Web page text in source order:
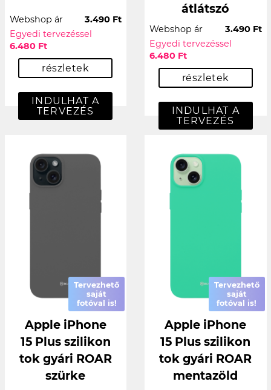
Webshop ár
3.490 Ft
Egyedi tervezéssel
6.480 Ft
részletek
INDULHAT A
TERVEZÉS
átlátszó
Webshop ár
3.490 Ft
Egyedi tervezéssel
6.480 Ft
részletek
INDULHAT A
TERVEZÉS
Tervezhető
saját
fotóval is!
Apple iPhone
15 Plus szilikon
tok gyári ROAR
szürke
Tervezhető
saját
fotóval is!
Apple iPhone
15 Plus szilikon
tok gyári ROAR
mentazöld